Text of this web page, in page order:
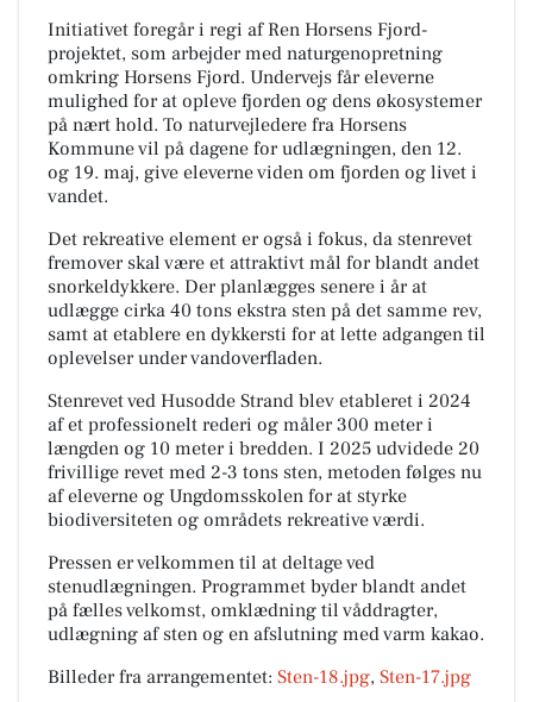
Initiativet foregår i regi af Ren Horsens Fjord-
projektet, som arbejder med naturgenopretning
omkring Horsens Fjord. Undervejs får eleverne
mulighed for at opleve fjorden og dens økosystemer
på nært hold. To naturvejledere fra Horsens
Kommune vil på dagene for udlægningen, den 12.
og 19. maj, give eleverne viden om fjorden og livet i
vandet.
Det rekreative element er også i fokus, da stenrevet
fremover skal være et attraktivt mål for blandt andet
snorkeldykkere. Der planlægges senere i år at
udlægge cirka 40 tons ekstra sten på det samme rev,
samt at etablere en dykkersti for at lette adgangen til
oplevelser under vandoverfladen.
Stenrevet ved Husodde Strand blev etableret i 2024
af et professionelt rederi og måler 300 meter i
længden og 10 meter i bredden. I 2025 udvidede 20
frivillige revet med 2-3 tons sten, metoden følges nu
af eleverne og Ungdomsskolen for at styrke
biodiversiteten og områdets rekreative værdi.
Pressen er velkommen til at deltage ved
stenudlægningen. Programmet byder blandt andet
på fælles velkomst, omklædning til våddragter,
udlægning af sten og en afslutning med varm kakao.
Billeder fra arrangementet: Sten-18.jpg, Sten-17.jpg